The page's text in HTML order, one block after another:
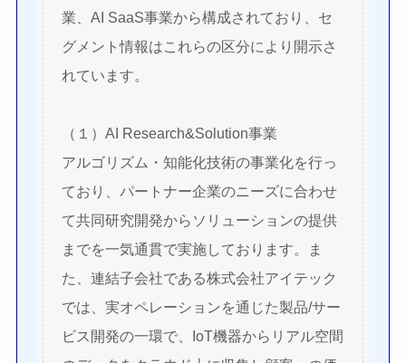
業、AI SaaS事業から構成されており、セ
グメント情報はこれらの区分により開示さ
れています。
（１）AI Research&Solution事業
アルゴリズム・知能化技術の事業化を行っ
ており、パートナー企業のニーズに合わせ
て共同研究開発からソリューションの提供
までを一気通貫で実施しております。ま
た、連結子会社である株式会社アイテック
では、実オペレーションを通じた製品/サー
ビス開発の一環で、IoT機器からリアル空間